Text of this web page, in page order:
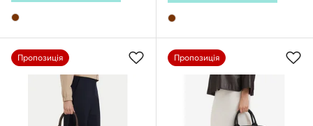
Пропозиція Пропозиція